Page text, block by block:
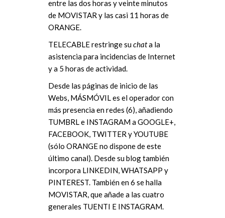
entre las dos horas y veinte minutos
de MOVISTAR y las casi 11 horas de
ORANGE.
TELECABLE restringe suchata la
asistencia para incidencias de Internet
y a 5 horas de actividad.
Desde las páginas de inicio de las
Webs, MÁSMÓVIL es el operador con
más presencia en redes (6), añadiendo
TUMBRL e INSTAGRAM a GOOGLE+,
FACEBOOK, TWITTER y YOUTUBE
(sólo ORANGE no dispone de este
último canal). Desde su blog también
incorpora LINKEDIN, WHATSAPP y
PINTEREST. También en 6 se halla
MOVISTAR, que añade a las cuatro
generales TUENTI E INSTAGRAM.